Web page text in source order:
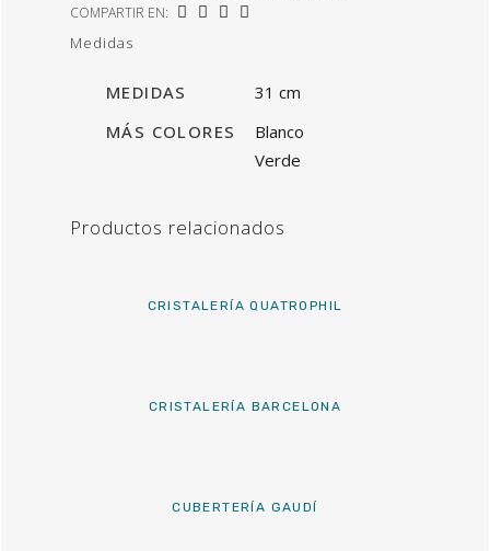
COMPARTIR EN:
Medidas
MEDIDAS
31 cm
MÁS COLORES
Blanco
Verde
Productos relacionados
CRISTALERÍA QUATROPHIL
CRISTALERÍA BARCELONA
CUBERTERÍA GAUDÍ